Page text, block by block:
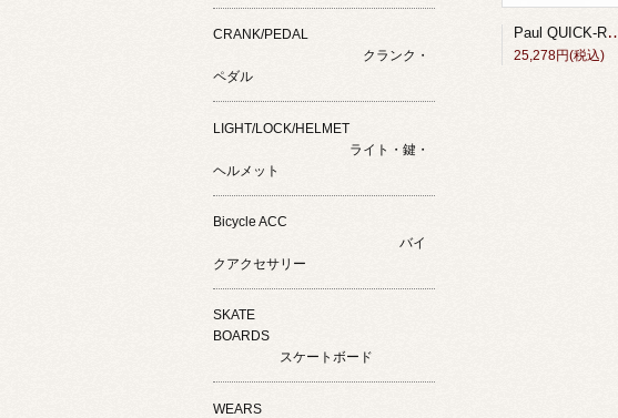
Paul QUICK-RELEASE
25,278円(税込)
CRANK/PEDAL
クランク・
ペダル
LIGHT/LOCK/HELMET
ライト・鍵・
ヘルメット
Bicycle ACC
バイ
クアクセサリー
SKATE
BOARDS
スケートボード
WEARS